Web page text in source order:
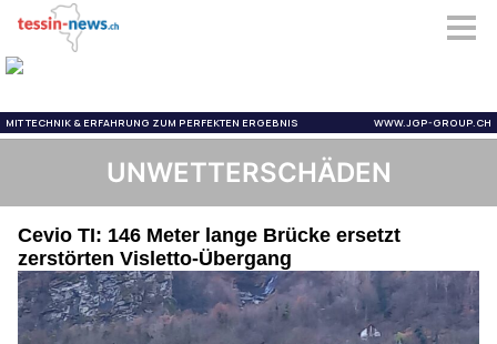
UNWETTERSCHÄDEN
Cevio TI: 146 Meter lange Brücke ersetzt
zerstörten Visletto-Übergang